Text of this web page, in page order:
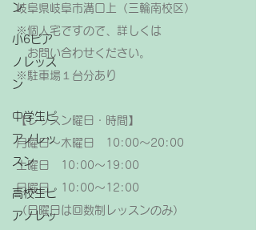
ン
小6ピア
ノレッス
ン
中学生ピ
アノレッ
スン
高校生ピ
アノレッ
岐阜県岐阜市溝口上（三輪南校区）
※個人宅ですので、詳しくは
お問い合わせください。
​※駐車場１台分あり
【レッスン曜日・時間】
月曜日～木曜日 10:00～20:00
土曜日 10:00～19:00
日曜日 10:00～12:00
（日曜日は回数制レッスンのみ）